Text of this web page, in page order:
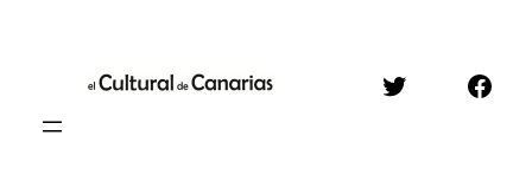
contenido
Twitter